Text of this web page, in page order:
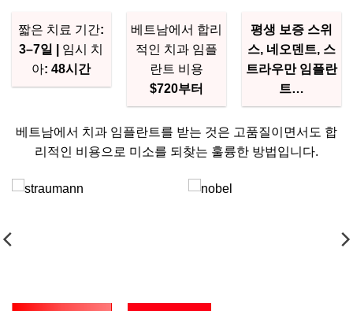
짧은 치료 기간:
3–7일 | 임시 치
아: 48시간
베트남에서 합리
적인 치과 임플
란트 비용
$720부터
평생 보증 스위
스, 네오덴트, 스
트라우만 임플란
트…
베트남에서 치과 임플란트를 받는 것은 고품질이면서도 합
리적인 비용으로 미소를 되찾는 훌륭한 방법입니다.